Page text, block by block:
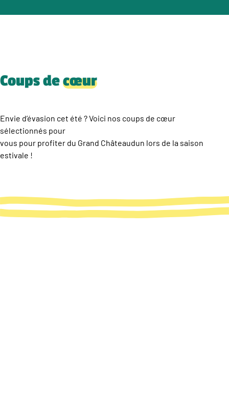
Coups decœur
Envie d’évasion cet été ? Voici nos coups de cœur
sélectionnés pour
vous pour profiter du Grand Châteaudun lors de la saison
estivale !